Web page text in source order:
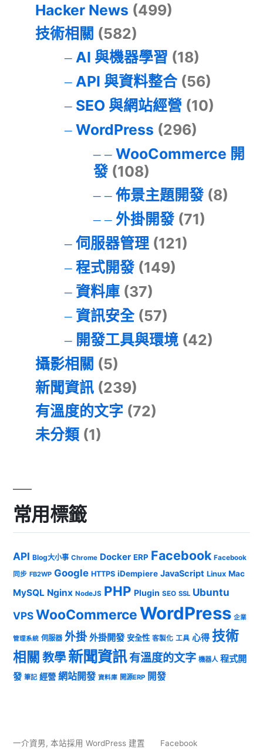
Hacker News (499)
技術相關 (582)
AI 與機器學習 (18)
API 與資料整合(56)
SEO 與網站經營 (10)
WordPress (296)
WooCommerce 開
發(108)
佈景主題開發(8)
外掛開發(71)
伺服器管理(121)
程式開發(149)
資料庫(37)
資訊安全(57)
開發工具與環境(42)
攝影相關 (5)
新聞資訊 (239)
有溫度的文字 (72)
未分類 (1)
常用標籤
API Blog大小事 Chrome Docker ERP Facebook Facebook
同步 FB2WP Google HTTPS iDempiere JavaScript Linux Mac
MySQL Nginx NodeJS PHP Plugin SEO SSL Ubuntu
VPSWooCommerceWordPress 企業
管理系統 伺服器 外掛 外掛開發 安全性 客製化 工具 心得 技術
相關 教學 新聞資訊有溫度的文字 機器人 程式開
發 筆記 經營 網站開發 資料庫 開源ERP 開發
一介資男, 本站採用 WordPress 建置 Facebook